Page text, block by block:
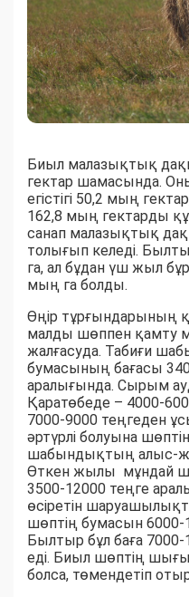
Биыл малазықтық
гектар шамасында.
егістігі 50,2 мың
162,8 мың гектарды
санап малазықтық
толығып келеді.
га, ал бұдан үш жыл
мың га болды.
Өңір тұрғындарының
малды шөппен қамту
жалғасуда. Табиғи
бумасының бағасы
аралығында. Сырым
Қаратөбеде – 4000-
7000-9000 теңгеден
әртүрлі болуына
шабындықтың алыс-
Өткен жылы мұндай
3500-12000 теңге
өсіретін
шөптің бумасын 6000-
Былтыр бұл баға
еді. Биыл шөптің
болса, төмендетіп